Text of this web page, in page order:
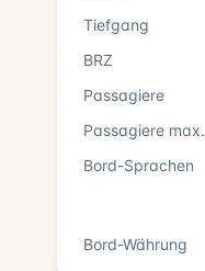
Tiefgang
BRZ
Passagiere
Passagiere max.
Bord-Sprachen
Bord-Währung